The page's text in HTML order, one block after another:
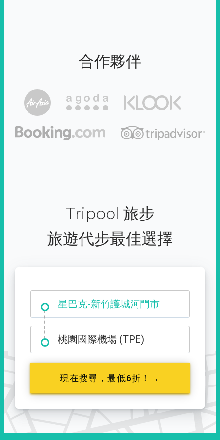
合作夥伴
Tripool 旅步
旅遊代步最佳選擇
星巴克-新竹護城河門市
大霸尖山登山口
桃園國際機場 (TPE)
現在搜尋，最低6折！→